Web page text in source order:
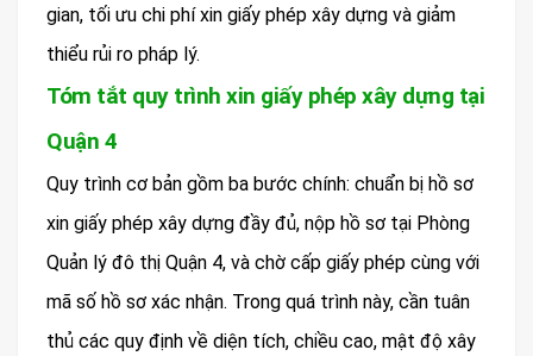
gian, tối ưu chi phí xin giấy phép xây dựng và giảm
thiểu rủi ro pháp lý.
Tóm tắt quy trình xin giấy phép xây dựng tại
Quận 4
Quy trình cơ bản gồm ba bước chính: chuẩn bị hồ sơ
xin giấy phép xây dựng đầy đủ, nộp hồ sơ tại Phòng
Quản lý đô thị Quận 4, và chờ cấp giấy phép cùng với
mã số hồ sơ xác nhận. Trong quá trình này, cần tuân
thủ các quy định về diện tích, chiều cao, mật độ xây